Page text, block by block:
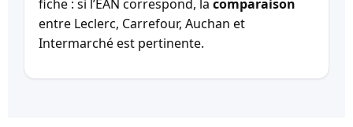
fiche : si l’EAN correspond, la comparaison
entre Leclerc, Carrefour, Auchan et
Intermarché est pertinente.